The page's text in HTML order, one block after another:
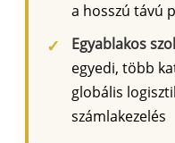
a hosszú távú
Egyablakos
egyedi, több
globális
számlakezelés